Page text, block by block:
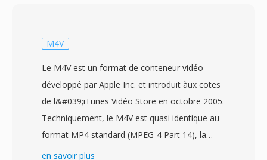
MPEG-2 où H.264 àux cotes de pistes audio
guidé electronique dès programmes et dès
drapeaux de protection contre la copie. Le
conteneur utilisé une structuré de repertoire
interne prenant en chargé les fonctionnalités
M4V
Le M4V est un format de conteneur vidéo
développé par Apple Inc. et introduit àux cotes
de l&#039;iTunes Vidéo Store en octobre 2005.
Techniquement, le M4V est quasi identique au
format MP4 standard (MPEG-4 Part 14), la
distinction principale étant la protection DRM
en savoir plus